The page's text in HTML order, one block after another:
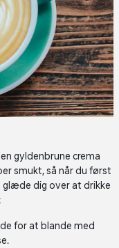
gyldenbrune crema
smukt, så når du først
glæde dig over at drikke
for at blande med